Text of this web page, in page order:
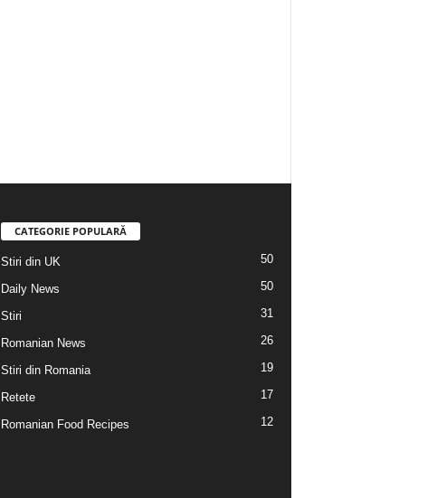
CATEGORIE POPULARĂ
Stiri din UK 50
Daily News 50
Stiri 31
Romanian News 26
Stiri din Romania 19
Retete 17
Romanian Food Recipes 12